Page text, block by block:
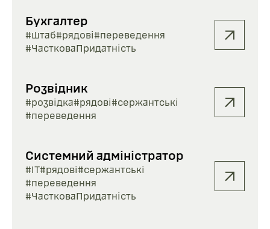
Бухгалтер
#штаб#рядові#переведення
#ЧастковаПридатність
Розвідник
#розвідка#рядові#сержантські
#переведення
Системний адміністратор
#ІТ#рядові#сержантські
#переведення
#ЧастковаПридатність